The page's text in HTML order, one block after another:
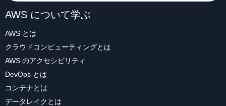
AWS について学ぶ
AWS とは
クラウドコンピューティングとは
AWS のアクセシビリティ
DevOps とは
コンテナとは
データレイクとは